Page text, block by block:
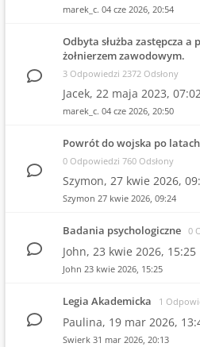
marek_c. 04 cze 2026, 20:54
Odbyta służba zastępcza a
żołnierzem zawodowym.
3 Odpowiedzi 2372 Odsłony
Jacek, 22 maja 2023,
marek_c. 04 cze 2026, 20:50
Powrót do wojska po
0 Odpowiedzi 760 Odsłony
Szymon, 27 kwie 2026,
Szymon 27 kwie 2026, 09:24
Badania psychologiczne 0
John, 23 kwie 2026, 15:25
John 23 kwie 2026, 15:25
Legia Akademicka 1
Paulina, 19 mar 2026,
Swierk 31 mar 2026, 20:13